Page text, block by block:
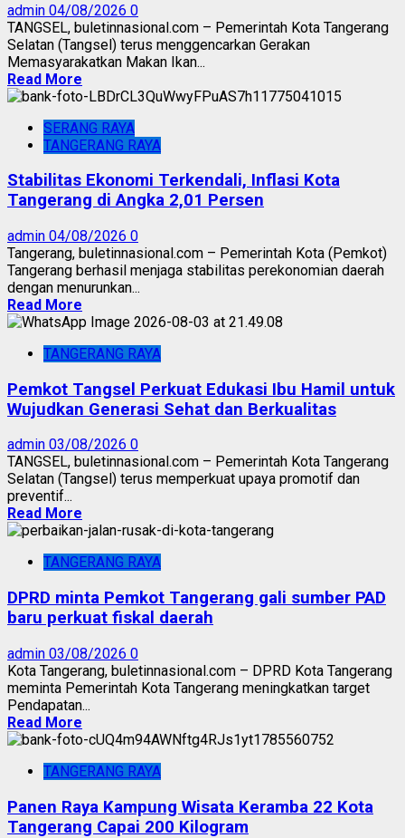
admin 04/08/2026 0
TANGSEL, buletinnasional.com – Pemerintah Kota Tangerang
Selatan (Tangsel) terus menggencarkan Gerakan
Memasyarakatkan Makan Ikan...
Read More
SERANG RAYA
TANGERANG RAYA
Stabilitas Ekonomi Terkendali, Inflasi Kota
Tangerang di Angka 2,01 Persen
admin 04/08/2026 0
Tangerang, buletinnasional.com – Pemerintah Kota (Pemkot)
Tangerang berhasil menjaga stabilitas perekonomian daerah
dengan menurunkan...
Read More
TANGERANG RAYA
Pemkot Tangsel Perkuat Edukasi Ibu Hamil untuk
Wujudkan Generasi Sehat dan Berkualitas
admin 03/08/2026 0
TANGSEL, buletinnasional.com – Pemerintah Kota Tangerang
Selatan (Tangsel) terus memperkuat upaya promotif dan
preventif...
Read More
TANGERANG RAYA
DPRD minta Pemkot Tangerang gali sumber PAD
baru perkuat fiskal daerah
admin 03/08/2026 0
Kota Tangerang, buletinnasional.com – DPRD Kota Tangerang
meminta Pemerintah Kota Tangerang meningkatkan target
Pendapatan...
Read More
TANGERANG RAYA
Panen Raya Kampung Wisata Keramba 22 Kota
Tangerang Capai 200 Kilogram